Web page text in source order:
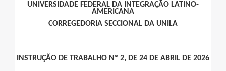
UNIVERSIDADE FEDERAL DA INTEGRAÇÃO LATINO-
AMERICANA
CORREGEDORIA SECCIONAL DA UNILA
INSTRUÇÃO DE TRABALHO Nº 2, DE 24 DE ABRIL DE 2026